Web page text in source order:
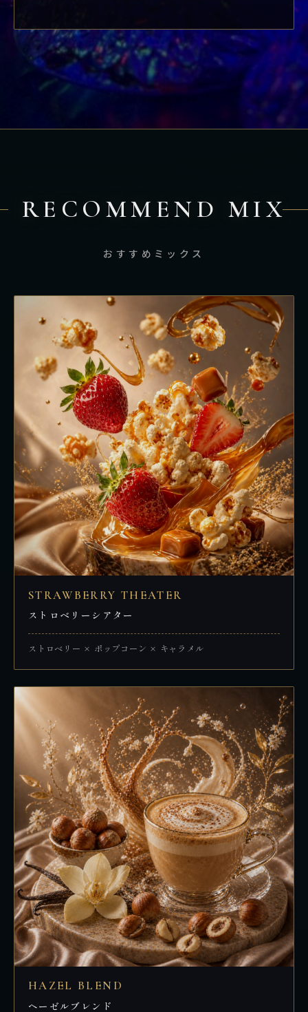
RECOMMEND MIX
おすすめミックス
STRAWBERRY THEATER
ストロベリーシアター
ストロベリー × ポップコーン × キャラメル
HAZEL BLEND
ヘーゼルブレンド